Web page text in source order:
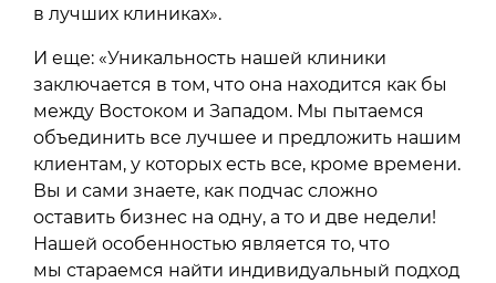
в лучших клиниках».
И еще: «Уникальность нашей клиники
заключается в том, что она находится как бы
между Востоком и Западом. Мы пытаемся
объединить все лучшее и предложить нашим
клиентам, у которых есть все, кроме времени.
Вы и сами знаете, как подчас сложно
оставить бизнес на одну, а то и две недели!
Нашей особенностью является то, что
мы стараемся найти индивидуальный подход